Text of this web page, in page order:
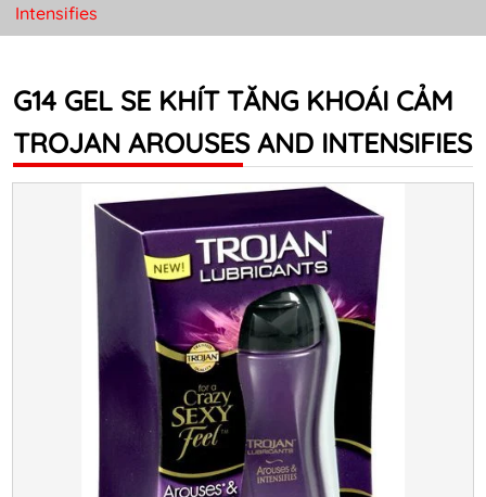
THUỐC NƯỚC KÍCH DỤC NAM
THUỐC VIÊN KÍCH DỤC NAM
SẢN PHẨM KHÁC
TIN TỨC & BLOG
Intensifies
G14 GEL SE KHÍT TĂNG KHOÁI CẢM
TROJAN AROUSES AND INTENSIFIES